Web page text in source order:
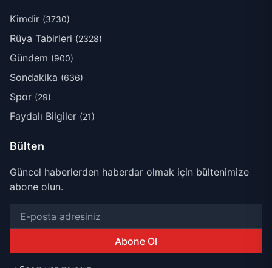
Kimdir (3730)
Rüya Tabirleri (2328)
Gündem (900)
Sondakika (636)
Spor (29)
Faydalı Bilgiler (21)
Bülten
Güncel haberlerden haberdar olmak için bültenimize
abone olun.
Abone Ol